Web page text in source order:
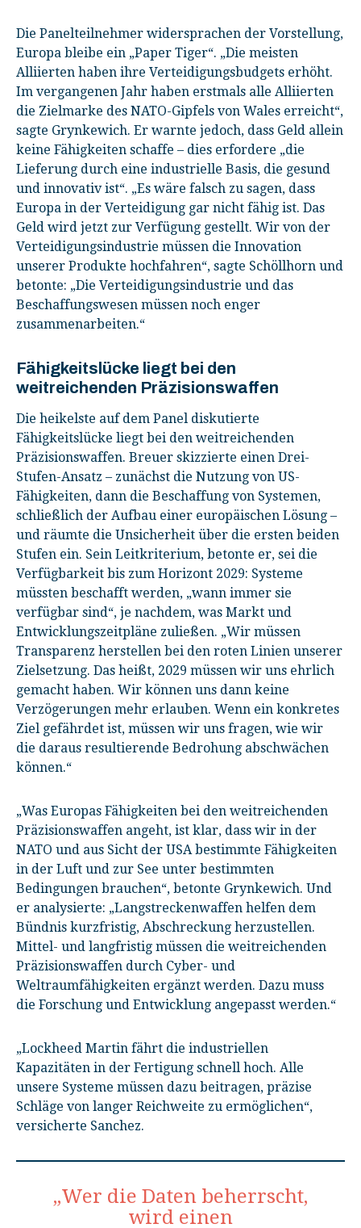
Die Panelteilnehmer widersprachen der Vorstellung,
Europa bleibe ein „Paper Tiger“. „Die meisten
Alliierten haben ihre Verteidigungsbudgets erhöht.
Im vergangenen Jahr haben erstmals alle Alliierten
die Zielmarke des NATO-Gipfels von Wales erreicht“,
sagte Grynkewich. Er warnte jedoch, dass Geld allein
keine Fähigkeiten schaffe – dies erfordere „die
Lieferung durch eine industrielle Basis, die gesund
und innovativ ist“. „Es wäre falsch zu sagen, dass
Europa in der Verteidigung gar nicht fähig ist. Das
Geld wird jetzt zur Verfügung gestellt. Wir von der
Verteidigungsindustrie müssen die Innovation
unserer Produkte hochfahren“, sagte Schöllhorn und
betonte: „Die Verteidigungsindustrie und das
Beschaffungswesen müssen noch enger
zusammenarbeiten.“
Fähigkeitslücke liegt bei den
weitreichenden Präzisionswaffen
Die heikelste auf dem Panel diskutierte
Fähigkeitslücke liegt bei den weitreichenden
Präzisionswaffen. Breuer skizzierte einen Drei-
Stufen-Ansatz – zunächst die Nutzung von US-
Fähigkeiten, dann die Beschaffung von Systemen,
schließlich der Aufbau einer europäischen Lösung –
und räumte die Unsicherheit über die ersten beiden
Stufen ein. Sein Leitkriterium, betonte er, sei die
Verfügbarkeit bis zum Horizont 2029: Systeme
müssten beschafft werden, „wann immer sie
verfügbar sind“, je nachdem, was Markt und
Entwicklungszeitpläne zuließen. „Wir müssen
Transparenz herstellen bei den roten Linien unserer
Zielsetzung. Das heißt, 2029 müssen wir uns ehrlich
gemacht haben. Wir können uns dann keine
Verzögerungen mehr erlauben. Wenn ein konkretes
Ziel gefährdet ist, müssen wir uns fragen, wie wir
die daraus resultierende Bedrohung abschwächen
können.“
„Was Europas Fähigkeiten bei den weitreichenden
Präzisionswaffen angeht, ist klar, dass wir in der
NATO und aus Sicht der USA bestimmte Fähigkeiten
in der Luft und zur See unter bestimmten
Bedingungen brauchen“, betonte Grynkewich. Und
er analysierte: „Langstreckenwaffen helfen dem
Bündnis kurzfristig, Abschreckung herzustellen.
Mittel- und langfristig müssen die weitreichenden
Präzisionswaffen durch Cyber- und
Weltraumfähigkeiten ergänzt werden. Dazu muss
die Forschung und Entwicklung angepasst werden.“
„Lockheed Martin fährt die industriellen
Kapazitäten in der Fertigung schnell hoch. Alle
unsere Systeme müssen dazu beitragen, präzise
Schläge von langer Reichweite zu ermöglichen“,
versicherte Sanchez.
„Wer die Daten beherrscht,
wird einen